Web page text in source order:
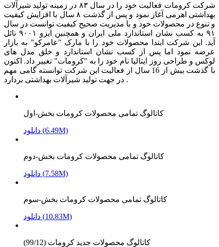
شرکت کرومات فعالیت خود را در سال ۸۳ در زمینه تولید شیرآلات
بهداشتی اهرمی آغاز نمود و پس از گذشت ۸ سال با افزایش کیفیت
و تنوع در محصولات خود و با مدیریت صحیح کیفیت توانست در سال
۹۱ به کسب نشان استاندارد ملی ایران و همچنین ایزو ۹۰۰۱ نائل
آید. این شرکت ابتدا محصولات خود را با مارک "عامرکو" به بازار
عرضه نمود اما پس از کسب نشان استاندارد و خلق مدل های
لوکس و طراحی روز ایتالیا نام خود را به "کرومات" تغییر داد. اکنون
با گذشت بیش از 16 سال از فعالیت این شرکت توانسته گامی مهم
در جهت تولید شیرآلات بهداشتی بردارد .
کاتالوگ تمامی محصولات کرومات بخش-اول
دانلود (6.49M)
کاتالوگ تمامی محصولات کرومات بخش-دوم
دانلود (7.58M)
کاتالوگ تمامی محصولات کرومات بخش-سوم
دانلود (10.83M)
کاتالوگ محصولات جدید کرومات (99/12)